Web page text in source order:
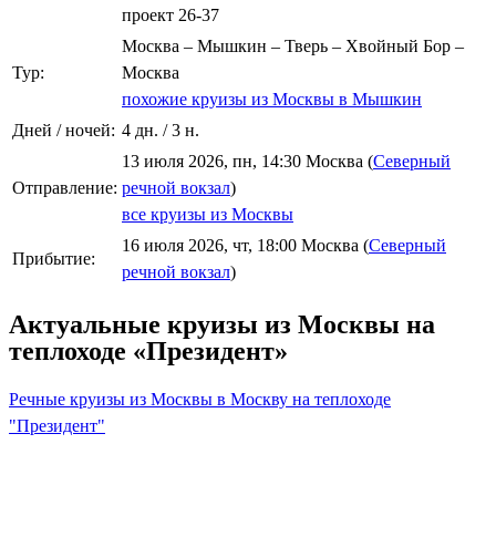
проект 26-37
Тур:
Москва – Мышкин – Тверь – Хвойный Бор –
Москва
похожие круизы из Москвы в Мышкин
Дней / ночей: 4 дн. / 3 н.
Отправление:
13 июля 2026, пн, 14:30 Москва (Северный
речной вокзал)
все круизы из Москвы
Прибытие:
16 июля 2026, чт, 18:00 Москва (Северный
речной вокзал)
Актуальные круизы из Москвы на
теплоходе «Президент»
Речные круизы из Москвы в Москву на теплоходе
"Президент"